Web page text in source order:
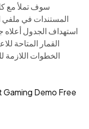
سوف تملأ مع كل
المستندات في
استهداف الجدول أعلاه
القمار المتاحة
الخطوات اللازمة
Demo Free